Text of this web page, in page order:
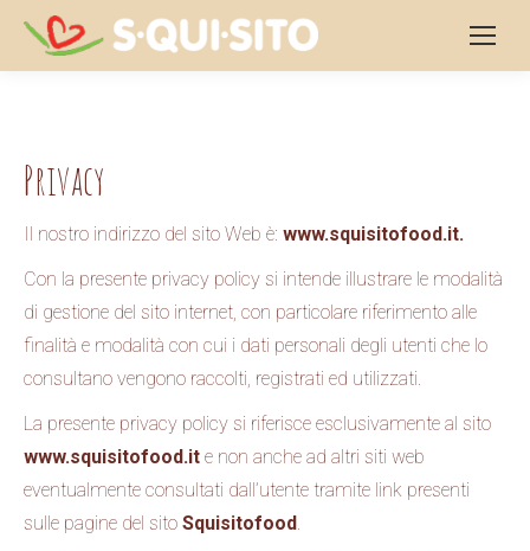
Privacy
Il nostro indirizzo del sito Web è: www.squisitofood.it.
Con la presente privacy policy si intende illustrare le modalità
di gestione del sito internet, con particolare riferimento alle
finalità e modalità con cui i dati personali degli utenti che lo
consultano vengono raccolti, registrati ed utilizzati.
La presente privacy policy si riferisce esclusivamente al sito
www.squisitofood.it e non anche ad altri siti web
eventualmente consultati dall’utente tramite link presenti
sulle pagine del sito Squisitofood.